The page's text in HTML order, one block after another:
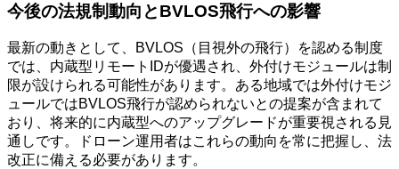
今後の法規制動向とBVLOS飛行への影響
最新の動きとして、BVLOS（目視外の飛行）を認める制度
では、内蔵型リモートIDが優遇され、外付けモジュールは制
限が設けられる可能性があります。ある地域では外付けモジ
ュールではBVLOS飛行が認められないとの提案が含まれて
おり、将来的に内蔵型へのアップグレードが重要視される見
通しです。ドローン運用者はこれらの動向を常に把握し、法
改正に備える必要があります。